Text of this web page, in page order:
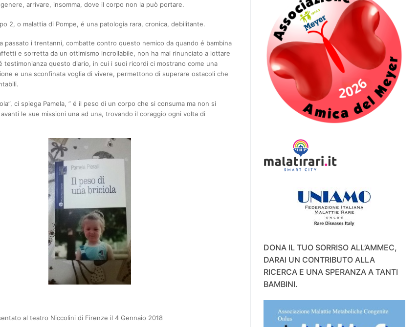
arrivare, insomma, dove il corpo non la può portare.
2, o malattia di Pompe, é una patologia rara, cronica, debilitante.
passato i trentanni, combatte contro questo nemico da quando é bambina
e sorretta da un ottimismo incrollabile, non ha mai rinunciato a lottare
testimonianza questo diario, in cui i suoi ricordi ci mostrano come una
e una sconfinata voglia di vivere, permettono di superare ostacoli che
ci spiega Pamela, ” é il peso di un corpo che si consuma ma non si
le sue missioni una ad una, trovando il coraggio ogni volta di
al teatro Niccolini di Firenze il 4 Gennaio 2018
DONA IL TUO SORRISO ALL’AMMEC,
DARAI UN CONTRIBUTO ALLA
RICERCA E UNA SPERANZA A TANTI
BAMBINI.